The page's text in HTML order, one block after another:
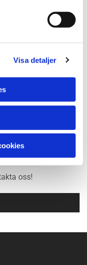
Visa detaljer
du har några frågor
vår erfarenhet
med? Du hittar alla
oss!